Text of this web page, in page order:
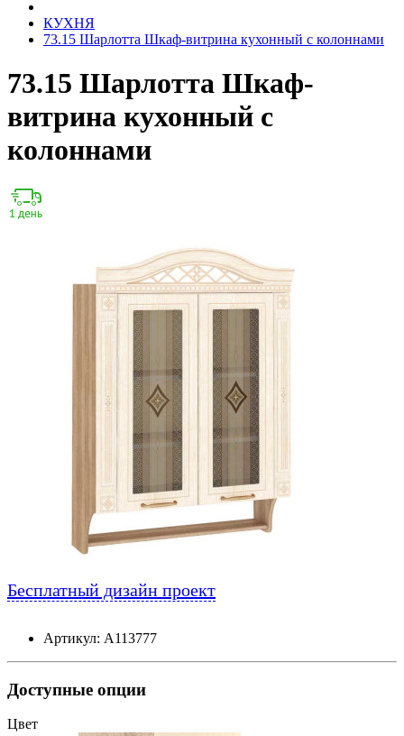
КУХНЯ
73.15 Шарлотта Шкаф-витрина кухонный с колоннами
73.15 Шарлотта Шкаф-
витрина кухонный с
колоннами
Бесплатный дизайн проект
Артикул: А113777
Доступные опции
Цвет